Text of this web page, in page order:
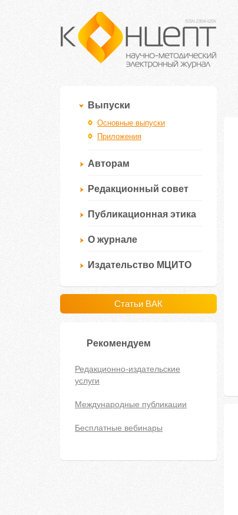
Выпуски
Основные выпуски
Приложения
Авторам
Редакционный совет
Публикационная этика
О журнале
Издательство МЦИТО
Статьи ВАК
Рекомендуем
Редакционно-издательские
услуги
Международные публикации
Бесплатные вебинары